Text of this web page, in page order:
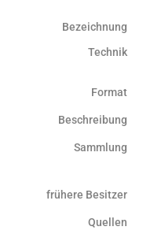
Bezeichnung
Technik
Format
Beschreibung
Sammlung
frühere Besitzer
Quellen